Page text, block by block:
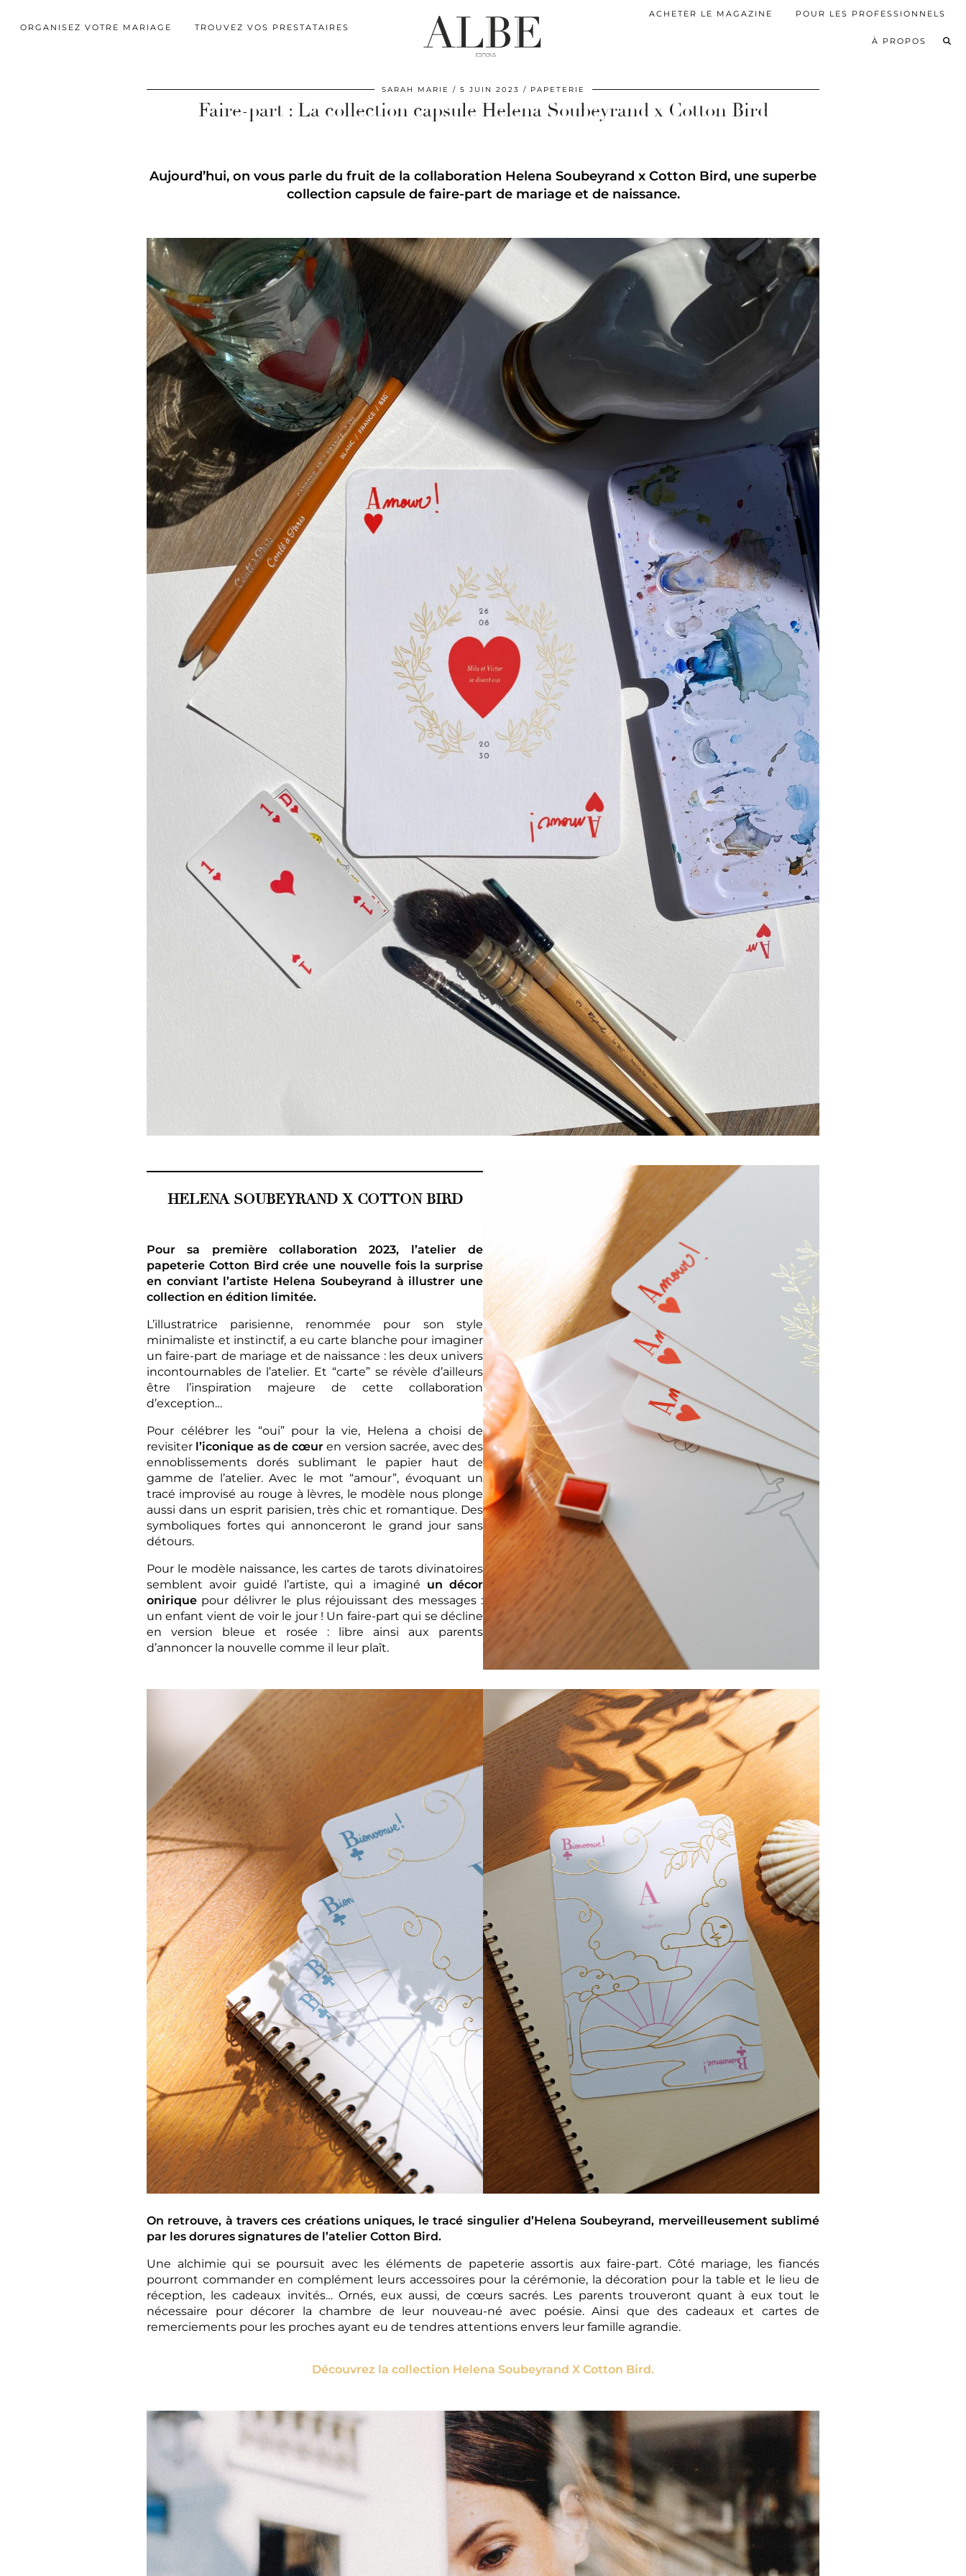
ORGANISEZ VOTRE MARIAGE TROUVEZ VOS PRESTATAIRES
ACHETER LE MAGAZINE POUR LES PROFESSIONNELS
À PROPOS
SARAH MARIE 5 JUIN 2023 PAPETERIE
Faire-part : La collection capsule Helena Soubeyrand x Cotton Bird
Aujourd’hui, on vous parle du fruit de la collaboration Helena Soubeyrand x Cotton Bird, une superbe
collection capsule de faire-part de mariage et de naissance.
HELENA SOUBEYRAND X COTTON BIRD
Pour sa première collaboration 2023, l’atelier de
papeterie Cotton Bird crée une nouvelle fois la surprise
en conviant l’artiste Helena Soubeyrand à illustrer une
collection en édition limitée.
L’illustratrice parisienne, renommée pour son style
minimaliste et instinctif, a eu carte blanche pour imaginer
un faire-part de mariage et de naissance : les deux univers
incontournables de l’atelier. Et “carte” se révèle d’ailleurs
être l’inspiration majeure de cette collaboration
d’exception…
Pour célébrer les “oui” pour la vie, Helena a choisi de
revisiter l’iconique as de cœuren version sacrée, avec des
ennoblissements dorés sublimant le papier haut de
gamme de l’atelier. Avec le mot “amour”, évoquant un
tracé improvisé au rouge à lèvres, le modèle nous plonge
aussi dans un esprit parisien, très chic et romantique. Des
symboliques fortes qui annonceront le grand jour sans
détours.
Pour le modèle naissance, les cartes de tarots divinatoires
semblent avoir guidé l’artiste, qui a imaginé un décor
onirique pour délivrer le plus réjouissant des messages :
un enfant vient de voir le jour ! Un faire-part qui se décline
en version bleue et rosée : libre ainsi aux parents
d’annoncer la nouvelle comme il leur plaît.
On retrouve, à travers ces créations uniques, le tracé singulier d’Helena Soubeyrand, merveilleusement sublimé
par les dorures signatures de l’atelier Cotton Bird.
Une alchimie qui se poursuit avec les éléments de papeterie assortis aux faire-part. Côté mariage, les fiancés
pourront commander en complément leurs accessoires pour la cérémonie, la décoration pour la table et le lieu de
réception, les cadeaux invités… Ornés, eux aussi, de cœurs sacrés. Les parents trouveront quant à eux tout le
nécessaire pour décorer la chambre de leur nouveau-né avec poésie. Ainsi que des cadeaux et cartes de
remerciements pour les proches ayant eu de tendres attentions envers leur famille agrandie.
Découvrez la collection Helena Soubeyrand X Cotton Bird.